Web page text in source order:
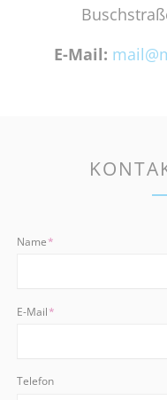
E-Mail:
Pflichtfeld
Name*
Pflichtfeld
E-Mail*
Telefon